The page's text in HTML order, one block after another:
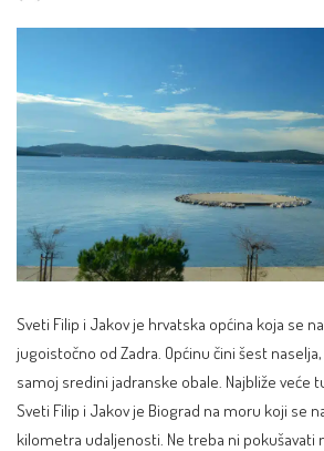
Sveti Filip i Jakov je hrvatska općina koja se
jugoistočno od Zadra. Općinu čini šest
samoj sredini jadranske obale. Najbliže veće
Sveti Filip i Jakov je Biograd na moru koji se
kilometra udaljenosti. Ne treba ni pokušavati